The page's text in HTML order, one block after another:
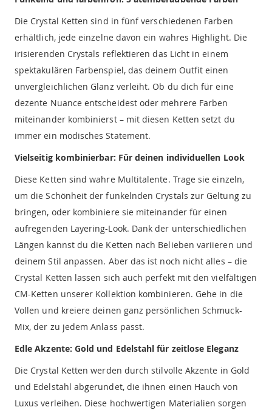
Die Crystal Ketten sind in fünf verschiedenen Farben
erhältlich, jede einzelne davon ein wahres Highlight. Die
irisierenden Crystals reflektieren das Licht in einem
spektakulären Farbenspiel, das deinem Outfit einen
unvergleichlichen Glanz verleiht. Ob du dich für eine
dezente Nuance entscheidest oder mehrere Farben
miteinander kombinierst – mit diesen Ketten setzt du
immer ein modisches Statement.
Vielseitig kombinierbar: Für deinen individuellen Look
Diese Ketten sind wahre Multitalente. Trage sie einzeln,
um die Schönheit der funkelnden Crystals zur Geltung zu
bringen, oder kombiniere sie miteinander für einen
aufregenden Layering-Look. Dank der unterschiedlichen
Längen kannst du die Ketten nach Belieben variieren und
deinem Stil anpassen. Aber das ist noch nicht alles – die
Crystal Ketten lassen sich auch perfekt mit den vielfältigen
CM-Ketten unserer Kollektion kombinieren. Gehe in die
Vollen und kreiere deinen ganz persönlichen Schmuck-
Mix, der zu jedem Anlass passt.
Edle Akzente: Gold und Edelstahl für zeitlose Eleganz
Die Crystal Ketten werden durch stilvolle Akzente in Gold
und Edelstahl abgerundet, die ihnen einen Hauch von
Luxus verleihen. Diese hochwertigen Materialien sorgen